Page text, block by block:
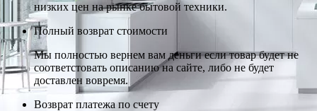
низких цен на рынке бытовой техники.
Полный возврат стоимости
Мы полностью вернем вам деньги если товар будет не
соответстовать описанию на сайте, либо не будет
доставлен вовремя.
Возврат платежа по счету